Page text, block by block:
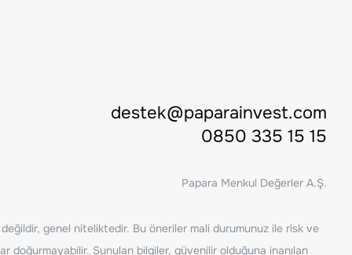
destek@paparainvest.com
0850 335 15 15
Papara Menkul Değerler A.Ş.
değildir, genel niteliktedir. Bu öneriler mali durumunuz ile risk ve
doğurmayabilir. Sunulan bilgiler, güvenilir olduğuna inanılan